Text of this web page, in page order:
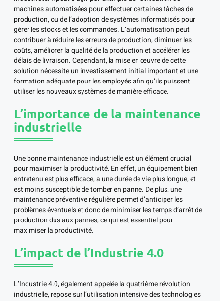
machines automatisées pour effectuer certaines tâches de
production, ou de l’adoption de systèmes informatisés pour
gérer les stocks et les commandes. L’automatisation peut
contribuer à réduire les erreurs de production, diminuer les
coûts, améliorer la qualité de la production et accélérer les
délais de livraison. Cependant, la mise en œuvre de cette
solution nécessite un investissement initial important et une
formation adéquate pour les employés afin qu’ils puissent
utiliser les nouveaux systèmes de manière efficace.
L’importance de la maintenance
industrielle
Une bonne maintenance industrielle est un élément crucial
pour maximiser la productivité. En effet, un équipement bien
entretenu est plus efficace, a une durée de vie plus longue, et
est moins susceptible de tomber en panne. De plus, une
maintenance préventive régulière permet d’anticiper les
problèmes éventuels et donc de minimiser les temps d’arrêt de
production dus aux pannes, ce qui est essentiel pour
maximiser la productivité.
L’impact de l’Industrie 4.0
L’Industrie 4.0, également appelée la quatrième révolution
industrielle, repose sur l’utilisation intensive des technologies